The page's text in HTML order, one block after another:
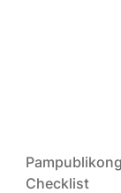
Pampublikong
Checklist